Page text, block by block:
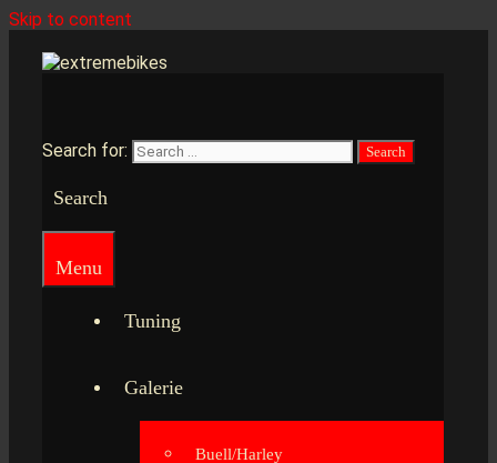
Skip to content
Search for:
Search
Menu
Tuning
Galerie
Buell/Harley